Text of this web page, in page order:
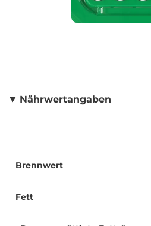
Nährwertangaben
Brennwert
Fett